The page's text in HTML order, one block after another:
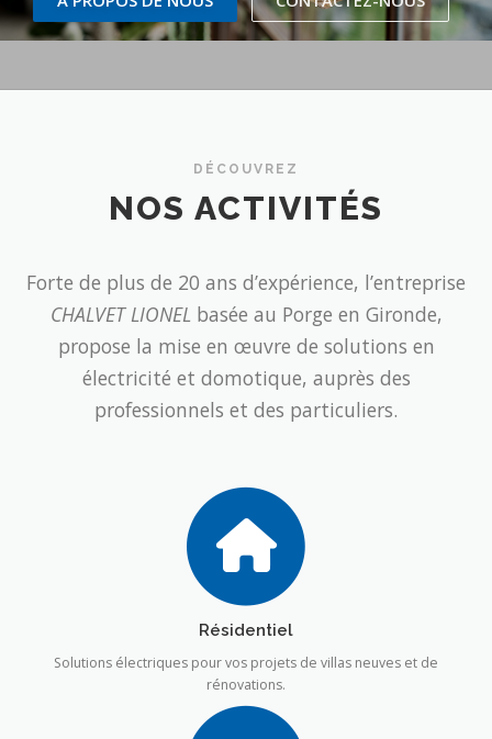
DÉCOUVREZ
NOS ACTIVITÉS
Forte de plus de 20 ans d’expérience, l’entreprise
CHALVET LIONEL basée au Porge en Gironde,
propose la mise en œuvre de solutions en
électricité et domotique, auprès des
professionnels et des particuliers.
Résidentiel
Solutions électriques pour vos projets de villas neuves et de
rénovations.